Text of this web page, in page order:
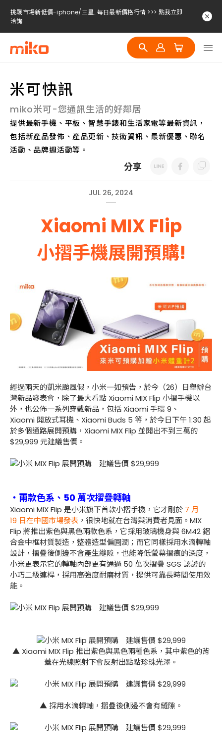
挑戰市場新低價-iphone/三星..每日最新價格行情 >>> 點我立即
洽詢
挑戰市場新低價-iphone/三星..每日最新價格行情 >>> 點我立即
洽詢
挑戰市場新低價-iphone/三星..每日最新價格行情 >>> 點我立即
米可快訊
miko米可-您通訊生活的好鄰居
提供最新手機、平板、智慧手錶和生活家電等最新資訊，
包括新產品發佈、產品更新、技術資訊、最新優惠、聯名
活動、品牌週活動等。
分享
JUL 26, 2024
Xiaomi MIX Flip
小摺手機展開預購!
經過兩天的凱米颱風假，小米一如預告，於今（26）日舉辦台
灣新品發表會，除了最大看點 Xiaomi MIX Flip 小摺手機以
外，也公佈一系列穿戴新品，包括 Xiaomi 手環 9、
Xiaomi 開放式耳機、Xiaomi Buds 5 等，於今日下午 1:30 起
於多個通路展開預購，Xiaomi MIX Flip 並開出不到三萬的
$29,999 元建議售價。
・兩款色系、50 萬次摺疊轉軸
Xiaomi MIX Flip 是小米旗下首款小摺手機，它才剛於 7 月
19 日在中國市場發表 ，很快地就在台灣與消費者見面。MIX
Flip 將推出紫色與黑色兩款色系，它採用玻璃機身與 6M42 鋁
合金中框材質製造，整體造型偏圓潤；而它同樣採用水滴轉軸
設計，摺疊後側邊不會產生縫隙，也能降低螢幕摺痕的深度，
小米更表示它的轉軸內部更有通過 50 萬次摺疊 SGS 認證的
小巧二級連桿，採用高強度耐磨材質，提供可靠長時間使用效
能。
▲ Xiaomi MIX Flip 推出紫色與黑色兩種色系，其中紫色的背
蓋在光線照射下會反射出點點珍珠光澤。
▲ 採用水滴轉軸，摺疊後側邊不會有縫隙。